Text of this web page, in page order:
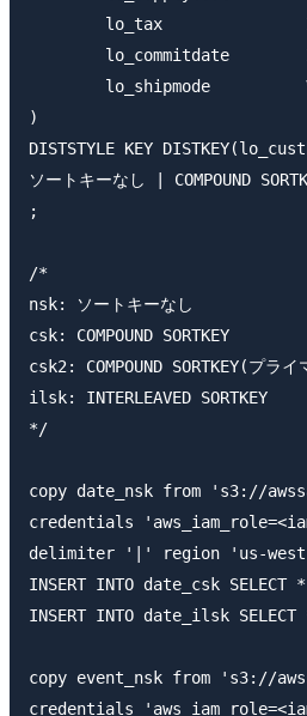
)
DISTSTYLE KEY
ソートキーなし | COMPOUND
;
/*
nsk: ソートキーなし
csk: COMPOUND SORTKEY
csk2: COMPOUND SORTKEY(プラ
ilsk: INTERLEAVED SORTKEY
*/
copy date_nsk from 's3://
credentials
delimiter '|' region 'us-
INSERT INTO date_csk SELECT
INSERT INTO date_ilsk SELECT
copy event_nsk from 's3://
credentials